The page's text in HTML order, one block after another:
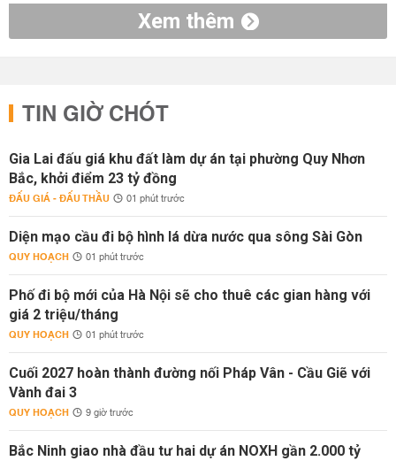
Xem thêm
TIN GIỜ CHÓT
Gia Lai đấu giá khu đất làm dự án tại phường Quy Nhơn
Bắc, khởi điểm 23 tỷ đồng
ĐẤU GIÁ - ĐẤU THẦU 01 phút trước
Diện mạo cầu đi bộ hình lá dừa nước qua sông Sài Gòn
QUY HOẠCH 01 phút trước
Phố đi bộ mới của Hà Nội sẽ cho thuê các gian hàng với
giá 2 triệu/tháng
QUY HOẠCH 01 phút trước
Cuối 2027 hoàn thành đường nối Pháp Vân - Cầu Giẽ với
Vành đai 3
QUY HOẠCH 9 giờ trước
Bắc Ninh giao nhà đầu tư hai dự án NOXH gần 2.000 tỷ